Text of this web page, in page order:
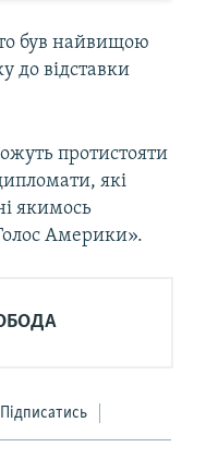
був найвищою
до відставки
протистояти
які
якимось
Америки».
Підписатись